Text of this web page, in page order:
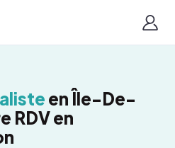
en Île-De-
RDV en